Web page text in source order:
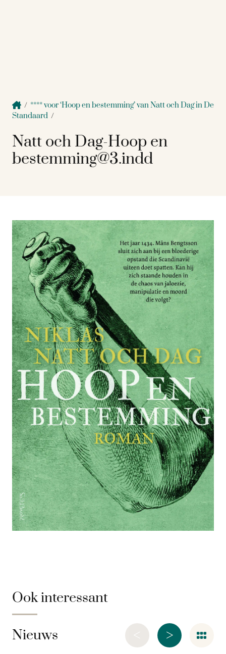
/ **** voor ‘Hoop en bestemming’ van Natt och Dag in De
Standaard /
Natt och Dag-Hoop en
bestemming@3.indd
Ook interessant
Nieuws >
<